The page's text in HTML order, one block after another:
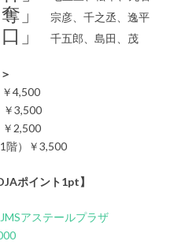
」 宗彦、千之丞、逸平
」 千五郎、島田、茂
4,500
3,500
2,500
階）￥3,500
ポイント1pt】
JMSアステールプラザ